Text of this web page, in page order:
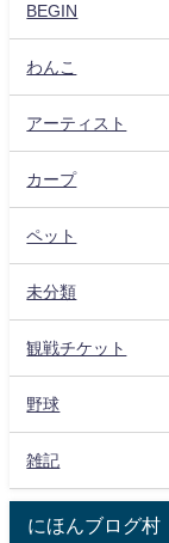
BEGIN
わんこ
アーティスト
カープ
ペット
未分類
観戦チケット
野球
雑記
にほんブログ村